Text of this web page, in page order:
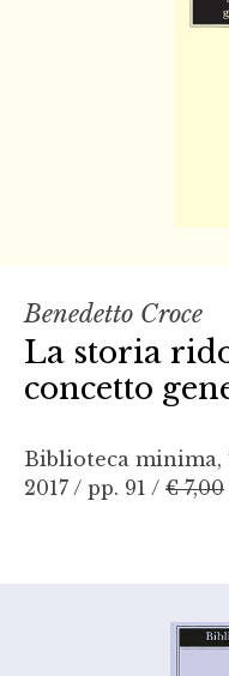
Benedetto Croce
La storia
concetto
Biblioteca minima,
2017 / pp. 91 / € 7,00